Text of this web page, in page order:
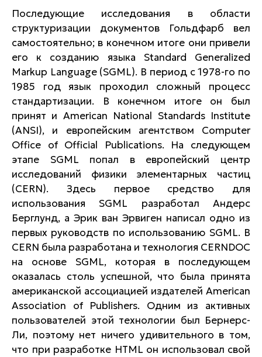
Последующие исследования в области
структуризации документов Гольдфарб вел
самостоятельно; в конечном итоге они привели
его к созданию языка Standard Generalized
Markup Language (SGML). В период с 1978-го по
1985 год язык проходил сложный процесс
стандартизации. В конечном итоге он был
принят и American National Standards Institute
(ANSI), и европейским агентством Computer
Office of Official Publications. На следующем
этапе SGML попал в европейский центр
исследований физики элементарных частиц
(CERN). Здесь первое средство для
использования SGML разработал Андерс
Берглунд, а Эрик ван Эрвиген написал одно из
первых руководств по использованию SGML. В
CERN была разработана и технология CERNDOC
на основе SGML, которая в последующем
оказалась столь успешной, что была принята
американской ассоциацией издателей American
Association of Publishers. Одним из активных
пользователей этой технологии был Бернерс-
Ли, поэтому нет ничего удивительного в том,
что при разработке HTML он использовал свой